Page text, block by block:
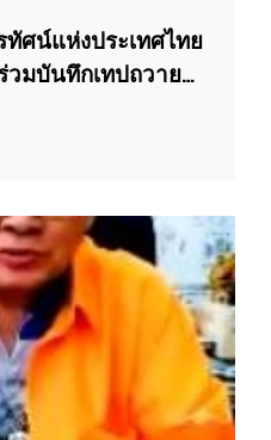
ศน์แห่งประเทศไทย
วมบันทึกเทปถวาย
ะเจ้าอยู่หัวเนื่องใน
งคลเฉลิม